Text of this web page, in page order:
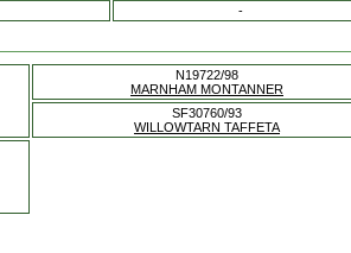
-
N19722/98
MARNHAM MONTANNER
SF30760/93
WILLOWTARN TAFFETA